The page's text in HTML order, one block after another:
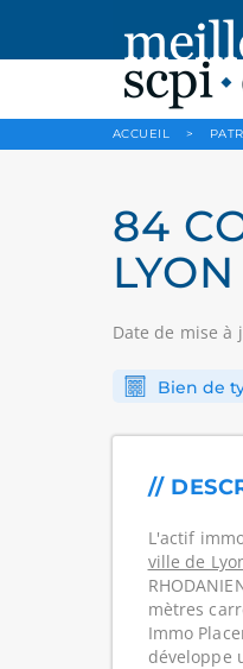
ACCUEIL >
84
Date de mise à
Bien de
//
L'actif
ville de
mètres
Immo
développe